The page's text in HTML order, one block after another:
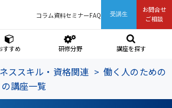
コラム資料セミナーFAQ 受講生
お問合せ
ご相談
すすめ 研修分野 講座を探す
ススキル・資格関連
働く人のための
の講座一覧